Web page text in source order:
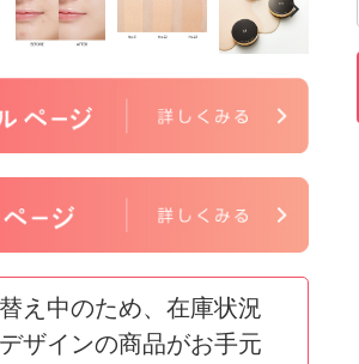
え中のため、在庫状況
ザインの商品がお手元